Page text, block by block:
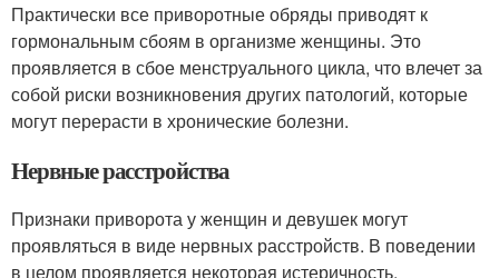
Практически все приворотные обряды приводят к
гормональным сбоям в организме женщины. Это
проявляется в сбое менструального цикла, что влечет за
собой риски возникновения других патологий, которые
могут перерасти в хронические болезни.
Нервные расстройства
Признаки приворота у женщин и девушек могут
проявляться в виде нервных расстройств. В поведении
в целом проявляется некоторая истеричность.